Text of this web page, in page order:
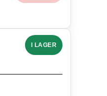
I LAGER